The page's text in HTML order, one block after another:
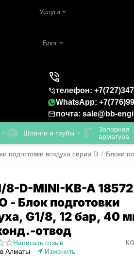
Услуги
Блог
телефон:
WhatsApp:
почта: sale@bb-
Шланги и трубы
Запорная
арматура
подготовки воздуха серии D / Блоки
8-D-MINI-KB-A
- Блок подготовки
G1/8, 12 бар, 40
отвод
Написать отзыв
в Алматы
Изменить